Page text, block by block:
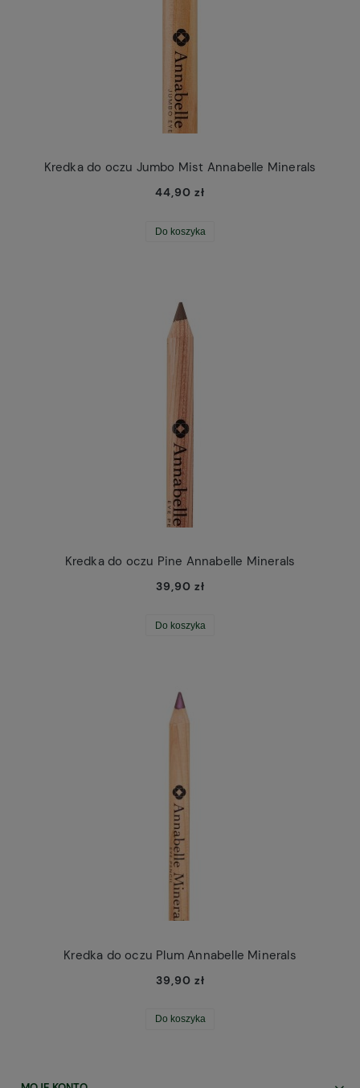
Kredka do oczu Jumbo Mist Annabelle Minerals
44,90 zł
Do koszyka
Kredka do oczu Pine Annabelle Minerals
39,90 zł
Do koszyka
Kredka do oczu Plum Annabelle Minerals
39,90 zł
Do koszyka